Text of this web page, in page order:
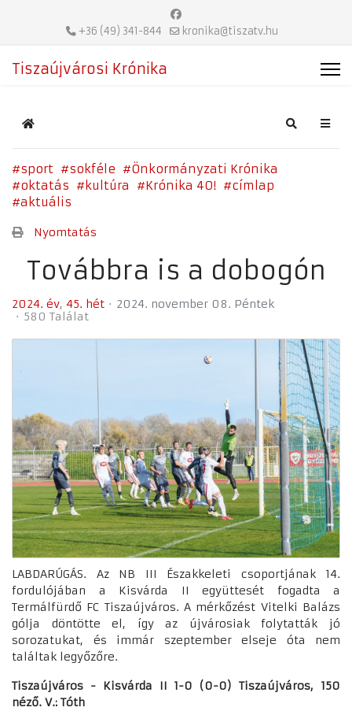
+36 (49) 341-844 kronika@tiszatv.hu
Tiszaújvárosi Krónika
Home Search
sport sokféle
Önkormányzati Krónika
oktatás
kultúra Krónika 40!
címlap
aktuális
Nyomtatás
Továbbra is a dobogón
2024. év 45. hét
2024. november 08. Péntek
580 Találat
LABDARÚGÁS. Az NB III Északkeleti csoportjának 14.
fordulójában a Kisvárda II együttesét fogadta a
Termálfürdő FC Tiszaújváros. A mérkőzést Vitelki Balázs
gólja döntötte el, így az újvárosiak folytatták jó
sorozatukat, és immár szeptember elseje óta nem
találtak legyőzőre.
Tiszaújváros - Kisvárda II 1-0 (0-0) Tiszaújváros, 150
néző. V.: Tóth